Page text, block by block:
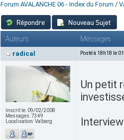
Forum AVALANCHE 06 - Index du Forum /
Auteurs Messages
radical Posté à 18h18 le
Inscrit le: 09/02/2008
Messages:7349
Localisation:Valberg
Un petit